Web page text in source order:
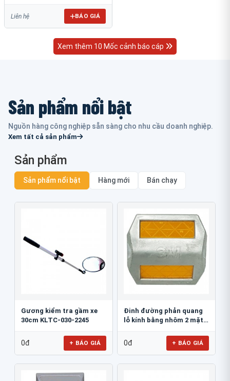
Liên hệ BÁO GIÁ
Xem thêm 10 Mốc cảnh báo cáp
Sản phẩm nổi bật
Nguồn hàng công nghiệp sẵn sàng cho nhu cầu doanh nghiệp.
Xem tất cả sản phẩm
Sản phẩm
Sản phẩm nổi bật Hàng mới Bán chạy
Gương kiểm tra gầm xe
30cm KLTC-030-2245
0đ + BÁO GIÁ
Đinh đường phản quang
lỗ kính bằng nhôm 2 mặt
0đ + BÁO GIÁ